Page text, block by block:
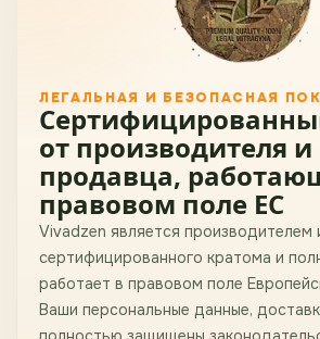
ЛЕГАЛЬНАЯ И БЕЗОПАСНАЯ
от производителя и
продавца,
правовом поле ЕС
Vivadzen является
сертифицированного кратома и
работает в правовом поле
Ваши персональные данные,